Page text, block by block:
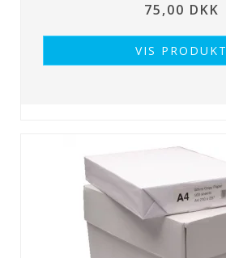
75,00 DKK
VIS PRODUKT